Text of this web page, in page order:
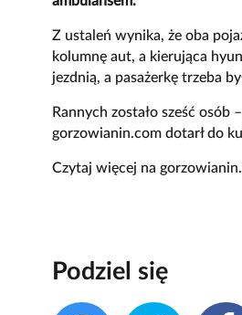
Z ustaleń wynika, że oba
kolumnę aut, a kierująca
jezdnią, a pasażerkę trzeba
Rannych zostało sześć
gorzowianin.com dotarł do
Czytaj więcej na
Podziel się